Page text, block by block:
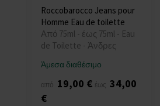
Roccobarocco Jeans pour
Homme Eau de toilette
Από 75ml - έως 75ml - Eau
de Toilette - Άνδρες
Άμεσα διαθέσιμο
από 19,00 € έως 34,00
€